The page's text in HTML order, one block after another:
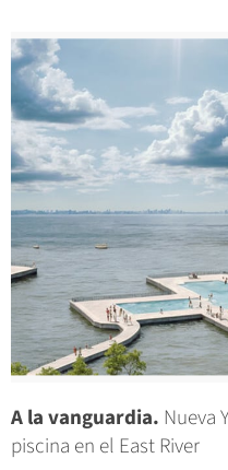
A la vanguardia. Nueva
piscina en el East River